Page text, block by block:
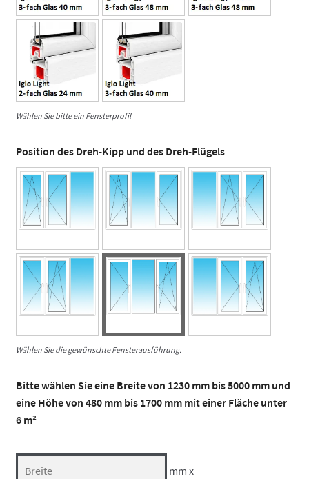
Wählen Sie bitte ein Fensterprofil
Position des Dreh-Kipp und des Dreh-Flügels
Wählen Sie die gewünschte Fensterausführung.
Bitte wählen Sie eine Breite von 1230 mm bis 5000 mm und
eine Höhe von 480 mm bis 1700 mm mit einer Fläche unter
6 m²
mm x